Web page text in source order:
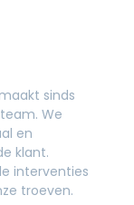
sinds
We
en
klant.
interventies
troeven.